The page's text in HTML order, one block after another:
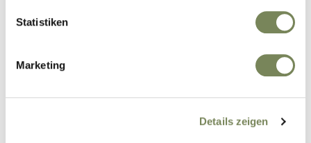
Statistiken
Marketing
Details zeigen
Projektteam SDK Schott Dobmeier Kießlich
Rechtsanwalt Florian Schott (Insolvenzverwalter),